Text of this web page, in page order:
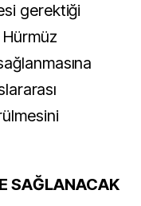
gerektiği
SAĞLANACAK